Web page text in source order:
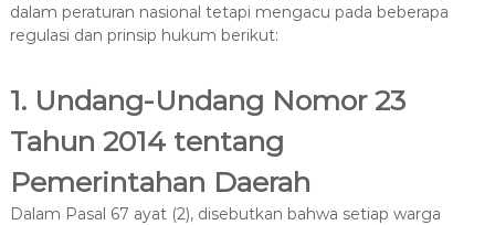
dalam peraturan nasional tetapi mengacu pada beberapa
regulasi dan prinsip hukum berikut:
1. Undang-Undang Nomor 23
Tahun 2014 tentang
Pemerintahan Daerah
Dalam Pasal 67 ayat (2), disebutkan bahwa setiap warga